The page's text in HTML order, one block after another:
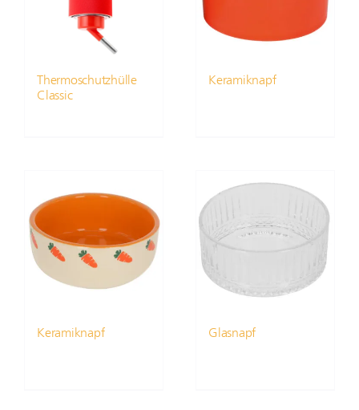
Thermoschutzhülle
Classic
Keramiknapf
Keramiknapf Glasnapf